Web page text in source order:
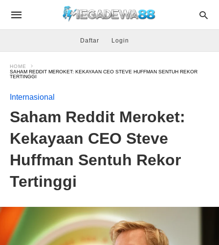
Daftar Login
HOME
SAHAM REDDIT MEROKET: KEKAYAAN CEO STEVE HUFFMAN SENTUH REKOR
TERTINGGI
Internasional
Saham Reddit Meroket:
Kekayaan CEO Steve
Huffman Sentuh Rekor
Tertinggi